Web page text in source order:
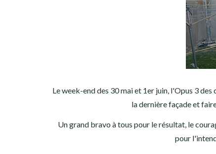
Le week-end des 30 mai et 1er juin, l'Opus 3
la dernière façade et
Un grand bravo à tous pour le résultat, le
pour